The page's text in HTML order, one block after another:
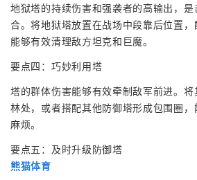
地狱塔的持续伤害和强袭者的高输出，
合。将地狱塔放置在战场中段靠后位置，
能够有效清理敌方坦克和巨魔。
要点四：巧妙利用塔
塔的群体伤害能够有效牵制敌军前进。
林处，或者搭配其他防御塔形成包围圈
麻烦。
要点五：及时升级防御塔
熊猫体育